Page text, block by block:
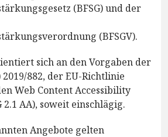
(BFSG) und der
(BFSGV).
sich an den Vorgaben der
882, der EU-Richtlinie
Web Content Accessibility
2.1 AA), soweit einschlägig.
Angebote gelten